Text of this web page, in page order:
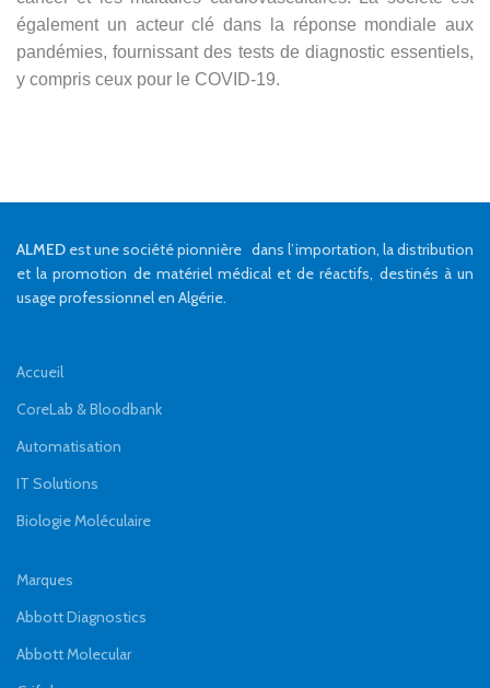
également un acteur clé dans la réponse mondiale aux
pandémies, fournissant des tests de diagnostic essentiels,
y compris ceux pour le COVID-19.
ALMED est une société pionnière dans l’importation, la distribution
et la promotion de matériel médical et de réactifs, destinés à un
usage professionnel en Algérie.
Accueil
CoreLab & Bloodbank
Automatisation
IT Solutions
Biologie Moléculaire
Marques
Abbott Diagnostics
Abbott Molecular